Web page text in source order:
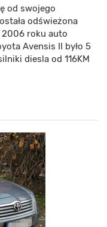
od swojego
odświeżona
2006 roku auto
Avensis II było 5
diesla od 116KM